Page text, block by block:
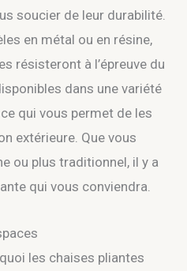
soucier de leur durabilité.
en métal ou en résine,
résisteront à l’épreuve du
dans une variété
qui vous permet de les
extérieure. Que vous
ou plus traditionnel, il y a
qui vous conviendra.
les chaises pliantes